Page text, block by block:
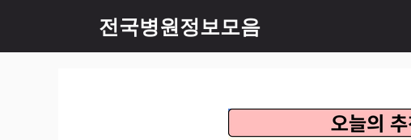
츠
전국병원정보모음